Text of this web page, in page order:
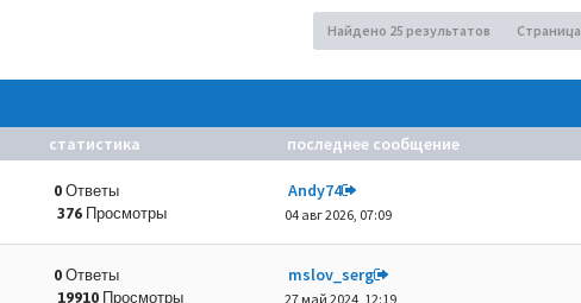
Найдено 25 результатов Страница
статистика последнее сообщение
0 Ответы
376 Просмотры
Andy74
04 авг 2026, 07:09
0 Ответы
19910 Просмотры
mslov_serg
27 май 2024, 12:19